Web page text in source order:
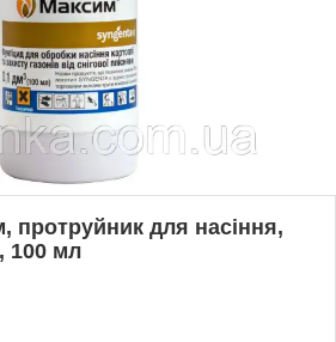
протруйник для насіння,
100 мл